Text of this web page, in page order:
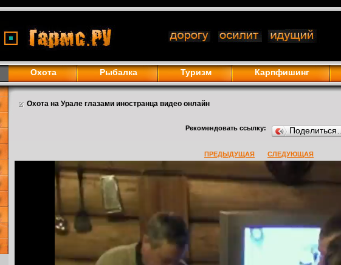
Охота Рыбалка Туризм Карпфишинг
Охота на Урале глазами иностранца видео онлайн
Рекомендовать ссылку: Поделиться…
ПРЕДЫДУЩАЯ СЛЕДУЮЩАЯ